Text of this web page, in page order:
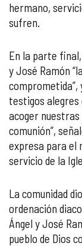
hermano,
sufren.
En la parte
y José Ramón
testigos alegres
acoger
comunión”,
expresa para el
servicio de la
La comunidad
ordenación
Ángel y José
pueblo de Dios